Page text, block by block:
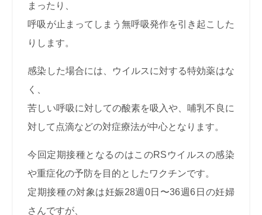
まったり、
呼吸が止まってしまう無呼吸発作を引き起こした
りします。
感染した場合には、ウイルスに対する特効薬はな
く、
苦しい呼吸に対しての酸素を吸入や、哺乳不良に
対して点滴などの対症療法が中心となります。
今回定期接種となるのはこのRSウイルスの感染
や重症化の予防を目的としたワクチンです。
定期接種の対象は妊娠28週0日〜36週6日の妊婦
さんですが、